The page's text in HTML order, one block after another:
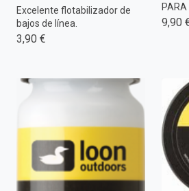
Excelente flotabilizador de
bajos de línea.
3,90 €
PARA
9,90